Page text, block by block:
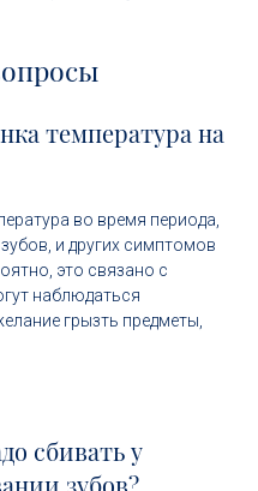
температура на
во время периода,
и других симптомов
это связано с
наблюдаться
грызть предметы,
сбивать у
зубов?